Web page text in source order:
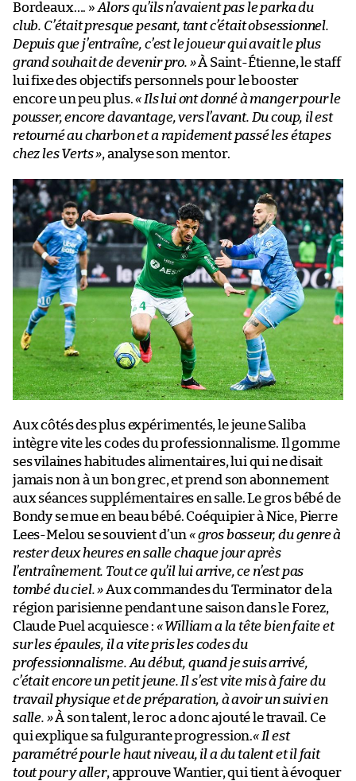
Bordeaux…. » Alors qu’ils n’avaient pas le parka du
club. C’était presque pesant, tant c’était obsessionnel.
Depuis que j’entraîne, c’est le joueur qui avait le plus
grand souhait de devenir pro. »À Saint-Étienne, le staff
lui fixe des objectifs personnels pour le booster
encore un peu plus.« Ils lui ont donné à manger pour le
pousser, encore davantage, vers l’avant. Du coup, il est
retourné au charbon et a rapidement passé les étapes
chez les Verts », analyse son mentor.
Aux côtés des plus expérimentés, le jeune Saliba
intègre vite les codes du professionnalisme. Il gomme
ses vilaines habitudes alimentaires, lui qui ne disait
jamais non à un bon grec, et prend son abonnement
aux séances supplémentaires en salle. Le gros bébé de
Bondy se mue en beau bébé. Coéquipier à Nice, Pierre
Lees-Melou se souvient d’un « gros bosseur, du genre à
rester deux heures en salle chaque jour après
l’entraînement. Tout ce qu’il lui arrive, ce n’est pas
tombé du ciel. »Aux commandes du Terminator de la
région parisienne pendant une saison dans le Forez,
Claude Puel acquiesce : « William a la tête bien faite et
sur les épaules, il a vite pris les codes du
professionnalisme. Au début, quand je suis arrivé,
c’était encore un petit jeune. Il s’est vite mis à faire du
travail physique et de préparation, à avoir un suivi en
salle. »À son talent, le roc a donc ajouté le travail. Ce
qui explique sa fulgurante progression.« Il est
paramétré pour le haut niveau, il a du talent et il fait
tout pour y aller, approuve Wantier, qui tient à évoquer